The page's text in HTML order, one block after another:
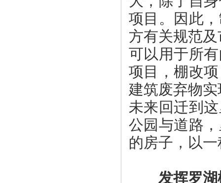
项目。因此
方有关规范
可以用于所
项目，棚改
建筑废弃物
未来回迁到
公园与道路
的房子，以
发挥罗湖